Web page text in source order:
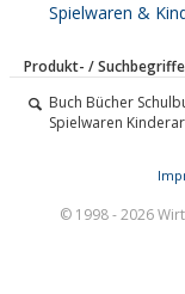
Spielwaren &
Produkt- /
Buch Bücher
Spielwaren
© 1998 - 2026